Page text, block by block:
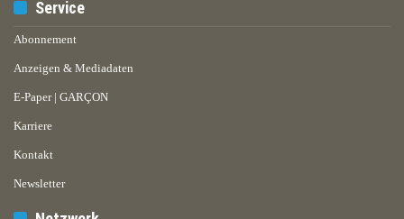
Service
Abonnement
Anzeigen & Mediadaten
E-Paper | GARÇON
Karriere
Kontakt
Newsletter